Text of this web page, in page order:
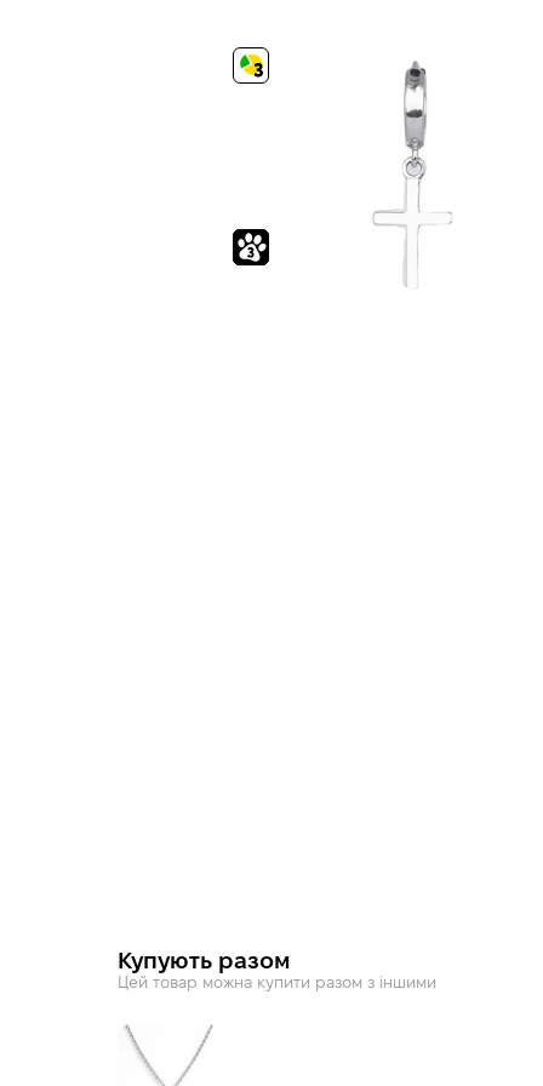
Купують разом
Цей товар можна купити разом з іншими